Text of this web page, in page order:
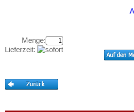
Dominikanische Republik
Falkland Inseln
Kataloge
Aufbewahrung
Ihre Bewertungen
Menge:
Lieferzeit: